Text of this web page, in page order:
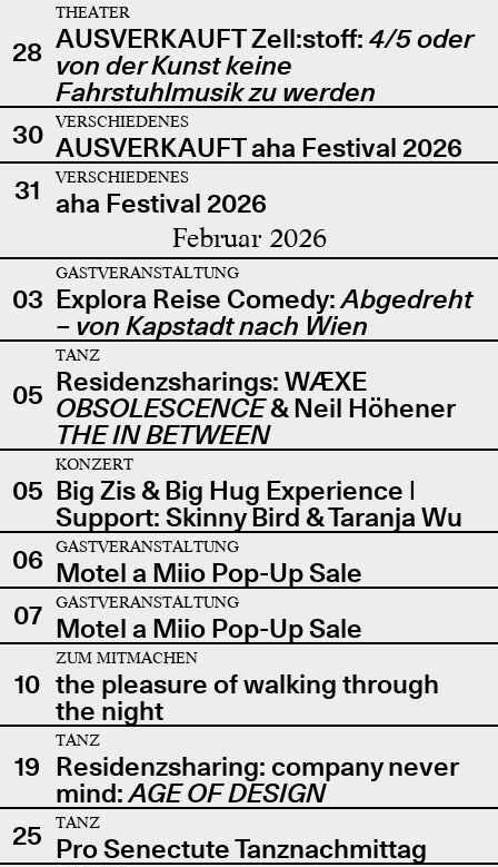
28
THEATER
AUSVERKAUFT Zell:stoff: 4/5 oder
von der Kunst keine
Fahrstuhlmusik zu werden
30
VERSCHIEDENES
AUSVERKAUFT aha Festival 2026
31
VERSCHIEDENES
aha Festival 2026
Februar 2026
03
GASTVERANSTALTUNG
Explora Reise Comedy:Abgedreht
– von Kapstadt nach Wien
05
TANZ
Residenzsharings: WÆXE
OBSOLESCENCE& Neil Höhener
THE IN BETWEEN
05
KONZERT
Big Zis & Big Hug Experience |
Support: Skinny Bird & Taranja Wu
06
GASTVERANSTALTUNG
Motel a Miio Pop-Up Sale
07
GASTVERANSTALTUNG
Motel a Miio Pop-Up Sale
10
ZUM MITMACHEN
the pleasure of walking through
the night
19
TANZ
Residenzsharing: company never
mind:AGE OF DESIGN
25
TANZ
Pro Senectute Tanznachmittag